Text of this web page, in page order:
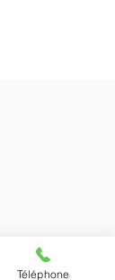
Téléphone